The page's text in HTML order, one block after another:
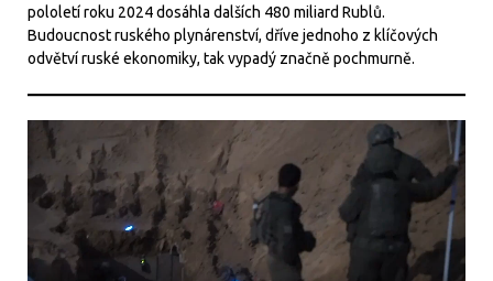
pololetí roku 2024 dosáhla dalších 480 miliard Rublů.
Budoucnost ruského plynárenství, dříve jednoho z klíčových
odvětví ruské ekonomiky, tak vypadý značně pochmurně.